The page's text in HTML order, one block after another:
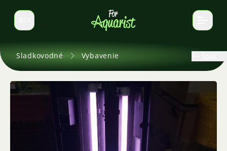
Prepnúť jazyk
Sladkovodné Vybavenie